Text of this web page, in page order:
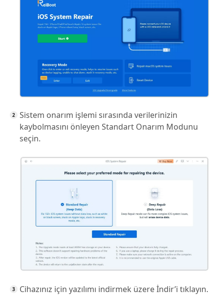
Sistem onarım işlemi sırasında verilerinizin
kaybolmasını önleyen Standart Onarım Modunu
seçin.
Cihazınız için yazılımı indirmek üzere İndir’i tıklayın.